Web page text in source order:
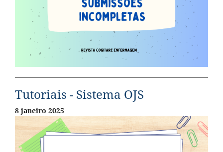
Tutoriais - Sistema OJS
8 janeiro 2025